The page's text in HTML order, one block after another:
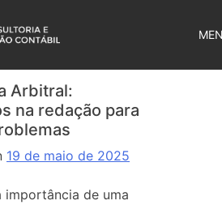
Arbitral:
na redação para
19 de maio de 2025
importância de uma